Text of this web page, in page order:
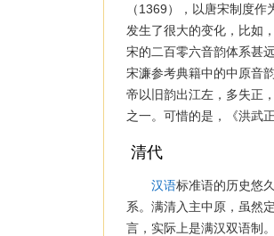
（1369），以唐宋制度
发生了很大的变化，比如
宋的二百零六音韵体系甚
宋濂参考典籍中的中原音
帝以旧韵出江左，多失正
之一。可惜的是，《洪武
清代
汉语标准语的历史悠
系。满清入主中原，虽然
言，实际上是满汉双语制